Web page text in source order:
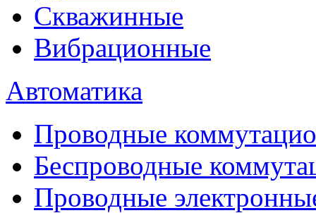
Скважинные
Вибрационные
Автоматика
Проводные
Беспроводные
Проводные